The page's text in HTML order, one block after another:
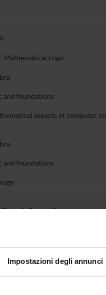
Impostazioni degli annunci
Mathematical Logic
and foundations
aspects of computer
and foundations
2, Room 12
univr it